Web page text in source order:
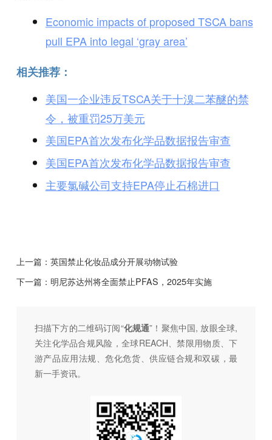
Economic impacts of proposed TSCA bans
pull EPA into legal ‘gray area’
相关推荐：
美国一企业违反TSCA关于十溴二苯醚的禁
令，被重罚25万美元
美国EPA首次发布化学品数据报告审查
美国EPA首次发布化学品数据报告审查
主要氯碱公司支持EPA停止石棉进口
上一篇： 英国禁止化妆品成分开展动物试验
下一篇： 明尼苏达州将全面禁止PFAS，2025年实施
扫描下方的二维码订阅“化规通”！聚焦中国, 放眼全球,
关注化学品合规风险，全球REACH、禁限用物质、下
游产品应用法规、危化危货、供应链合规和双碳，最
新一手资讯。